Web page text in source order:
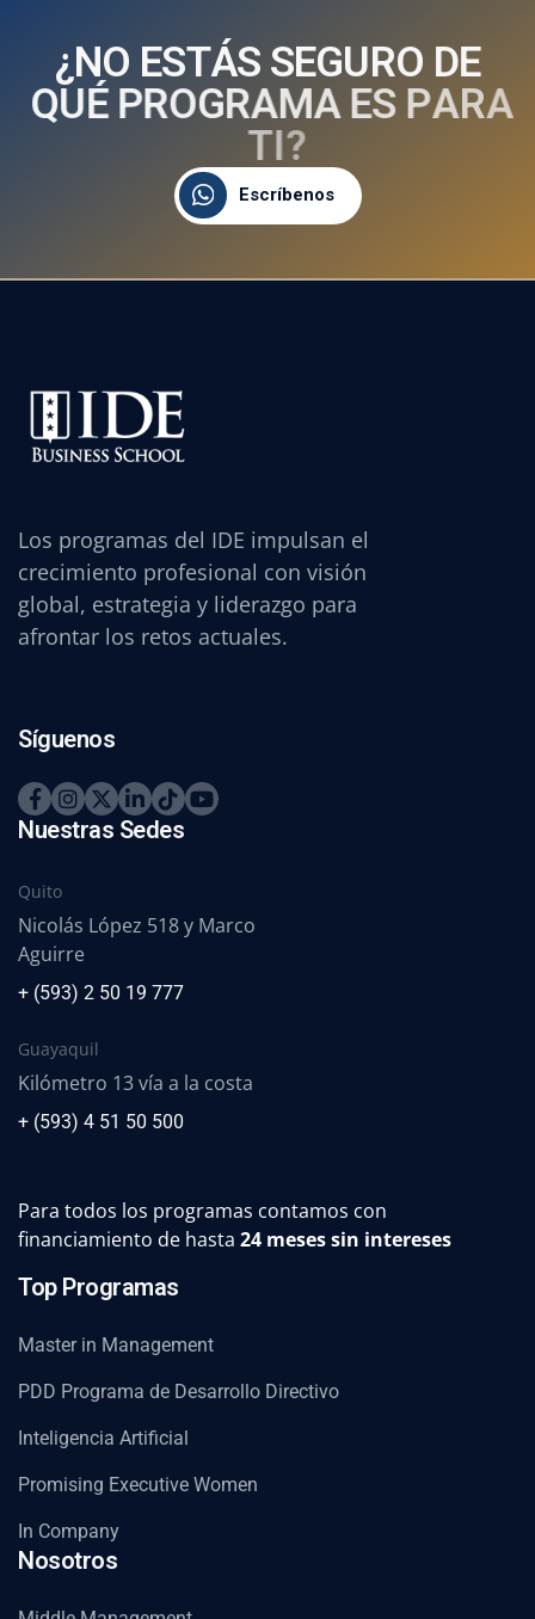
¿NO ESTÁS SEGURO DE
QUÉ PROGRAMA ES PARA
TI?
Escríbenos
Los programas del IDE impulsan el
crecimiento profesional con visión
global, estrategia y liderazgo para
afrontar los retos actuales.
Síguenos
Nuestras Sedes
Quito
Nicolás López 518 y Marco
Aguirre
+ (593) 2 50 19 777
Guayaquil
Kilómetro 13 vía a la costa
+ (593) 4 51 50 500
Para todos los programas contamos con
financiamiento de hasta 24 meses sin intereses
Top Programas
Master in Management
PDD Programa de Desarrollo Directivo
Inteligencia Artificial
Promising Executive Women
In Company
Nosotros